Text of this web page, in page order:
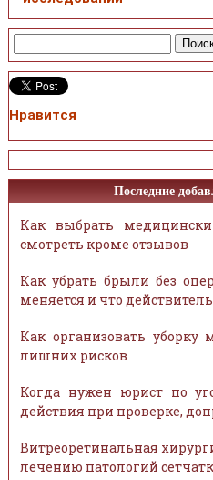
Нравится
Последние
Как выбрать
смотреть кроме отзывов
Как убрать брыли без
меняется и что
Как организовать уборку
лишних рисков
Когда нужен юрист по
действия при проверке,
Витреоретинальная
лечению патологий